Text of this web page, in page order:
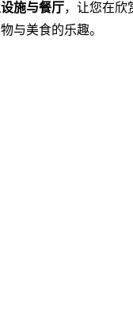
施与餐厅，让您在欣
与美食的乐趣。